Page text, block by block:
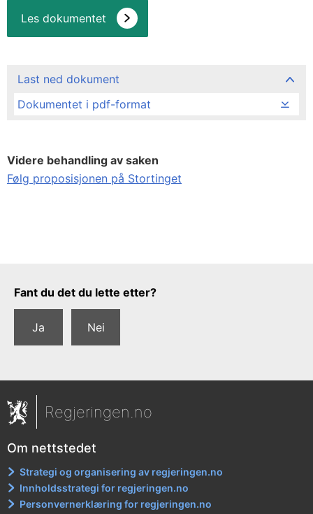
Les dokumentet
Last ned dokument
Dokumentet i pdf-format
Videre behandling av saken
Følg proposisjonen på Stortinget
Tilbakemeldingsskjema
Fant du det du lette etter?
Ja Nei
Regjeringen.no
Om nettstedet
Strategi og organisering av regjeringen.no
Innholdsstrategi for regjeringen.no
Personvernerklæring for regjeringen.no